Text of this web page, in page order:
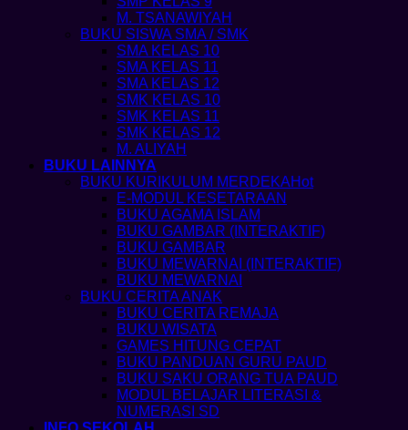
M. TSANAWIYAH
BUKU SISWA SMA / SMK
SMA KELAS 10
SMA KELAS 11
SMA KELAS 12
SMK KELAS 10
SMK KELAS 11
SMK KELAS 12
M. ALIYAH
BUKU LAINNYA
BUKU KURIKULUM MERDEKA
E-MODUL KESETARAAN
BUKU AGAMA ISLAM
BUKU GAMBAR (INTERAKTIF)
BUKU GAMBAR
BUKU MEWARNAI (INTERAKTIF)
BUKU MEWARNAI
BUKU CERITA ANAK
BUKU CERITA REMAJA
BUKU WISATA
GAMES HITUNG CEPAT
BUKU PANDUAN GURU PAUD
BUKU SAKU ORANG TUA PAUD
MODUL BELAJAR LITERASI &
NUMERASI SD